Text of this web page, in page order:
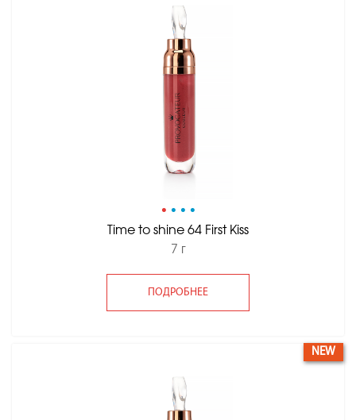
• • • •
Time to shine 64 First Kiss
7 г
ПОДРОБНЕЕ
NEW